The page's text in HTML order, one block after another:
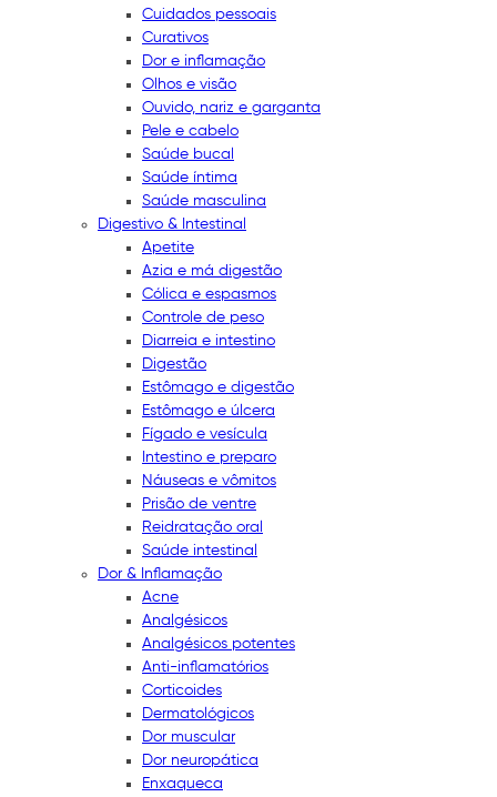
Cuidados pessoais
Curativos
Dor e inflamação
Olhos e visão
Ouvido, nariz e garganta
Pele e cabelo
Saúde bucal
Saúde íntima
Saúde masculina
Digestivo & Intestinal
Apetite
Azia e má digestão
Cólica e espasmos
Controle de peso
Diarreia e intestino
Digestão
Estômago e digestão
Estômago e úlcera
Fígado e vesícula
Intestino e preparo
Náuseas e vômitos
Prisão de ventre
Reidratação oral
Saúde intestinal
Dor & Inflamação
Acne
Analgésicos
Analgésicos potentes
Anti-inflamatórios
Corticoides
Dermatológicos
Dor muscular
Dor neuropática
Enxaqueca